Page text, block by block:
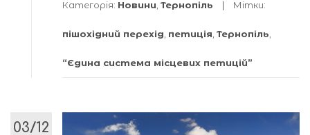
Категорія: Новини, Тернопіль Мітки:
пішохідний перехід, петиція, Тернопіль,
“Єдина система місцевих петицій”
03/12